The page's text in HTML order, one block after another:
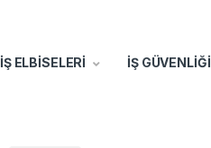
İŞ ELBİSELERİ İŞ GÜVENLİĞİ